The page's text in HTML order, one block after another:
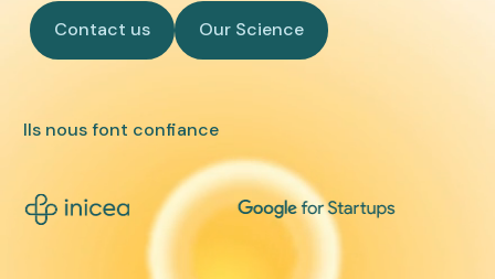
Contact us
Contact us
Our Science
Our Science
Ils nous font confiance